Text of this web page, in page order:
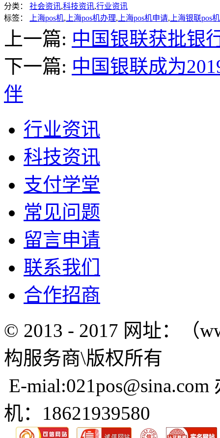
分类： 社会资讯,科技资讯,行业资讯
标签：
上海pos机, 上海pos机办理, 上海pos机申请, 上海银联pos
上一篇: 中国银联获批银
下一篇: 中国银联成为
伴
行业资讯
科技资讯
支付学堂
常见问题
留言申请
联系我们
合作招商
© 2013 - 2017 网址：（
构服务商\版权所有
E-mial:021pos@sina.com
机：18621939580